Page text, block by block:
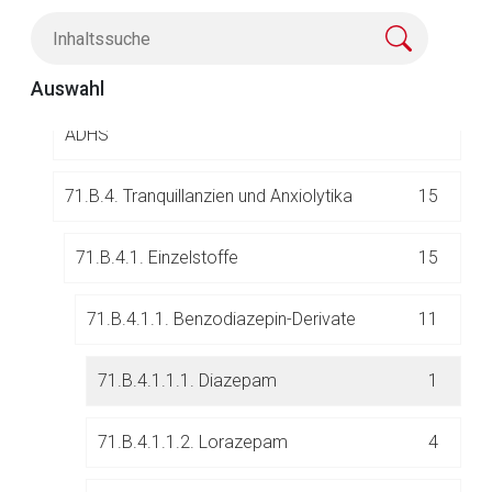
Auswahl
71.B.2. Antipsychotika (Neuroleptika)
ADHS
71.B.4. Tranquillanzien und Anxiolytika 15
71.B.4.1. Einzelstoffe 15
71.B.4.1.1. Benzodiazepin-Derivate 11
71.B.4.1.1.1. Diazepam 1
71.B.4.1.1.2. Lorazepam 4
Aufruf einer externen Seite
Seite. Für die Inhalte der externen Web-Seite ist deren
Datenschutzbestimmungen.
Zurück zur rote-liste.de Zur Seite